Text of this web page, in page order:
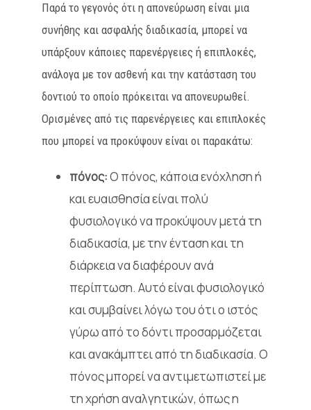
Παρά το γεγονός ότι η απονεύρωση είναι μια
συνήθης και ασφαλής διαδικασία, μπορεί να
υπάρξουν κάποιες παρενέργειες ή επιπλοκές,
ανάλογα με τον ασθενή και την κατάσταση του
δοντιού το οποίο πρόκειται να απονευρωθεί.
Ορισμένες από τις παρενέργειες και επιπλοκές
που μπορεί να προκύψουν είναι οι παρακάτω:
πόνος:Ο πόνος, κάποια ενόχληση ή
και ευαισθησία είναι πολύ
φυσιολογικό να προκύψουν μετά τη
διαδικασία, με την ένταση και τη
διάρκεια να διαφέρουν ανά
περίπτωση. Αυτό είναι φυσιολογικό
και συμβαίνει λόγω του ότι ο ιστός
γύρω από το δόντι προσαρμόζεται
και ανακάμπτει από τη διαδικασία. Ο
πόνος μπορεί να αντιμετωπιστεί με
τη χρήση αναλγητικών, όπως η